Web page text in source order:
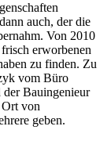
auch, der die
Von 2010
erworbenen
zu finden. Zu
vom Büro
Bauingenieur
von
geben.